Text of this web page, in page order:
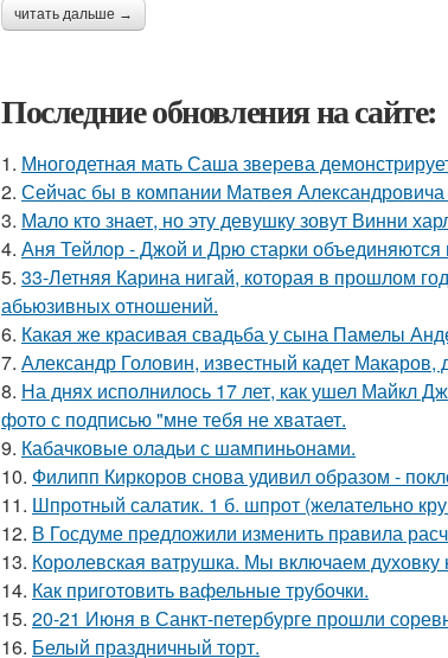
читать дальше →
Последние обновления на сайте:
1. Многодетная мать Саша зверева
2. Сейчас бы в компании Матвея
3. Мало кто знает, но эту девушку зовут Винни
4. Аня Тейлор - Джой и Дрю старки объединяются
5. 33-Летняя Карина нигай, которая в прошлом
абьюзивных отношений.
6. Какая же красивая свадьба у сына Памелы
7. Александр Головин, известный кадет Макаров,
8. На днях исполнилось 17 лет, как ушел Майкл
фото с подписью "мне тебя не хватает.
9. Кабачковые оладьи с шампиньонами.
10. Филипп Киркоров снова удивил образом -
11. Шпротный салатик. 1 б. шпрот (желательно
12. В Госдуме пpeдложили изменить пpaвила
13. Королевская ватрушка. Мы включаем духовку
14. Как приготовить вафельные трубочки.
15. 20-21 Июня в Санкт-петербурге прошли
16. Белый праздничный торт.